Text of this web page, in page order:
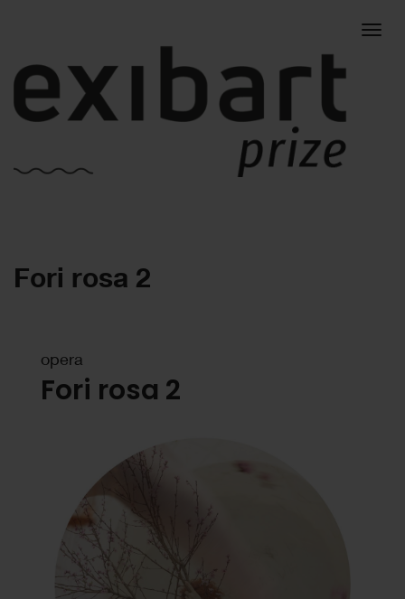
Fori rosa 2
opera
Fori rosa 2